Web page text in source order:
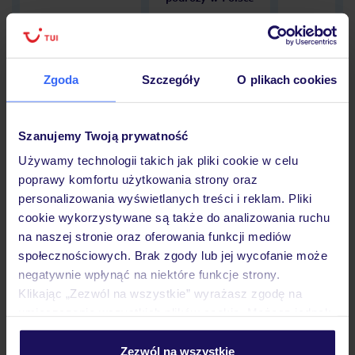
Zgoda Szczegóły O plikach cookies
Szanujemy Twoją prywatność
Używamy technologii takich jak pliki cookie w celu
poprawy komfortu użytkowania strony oraz
personalizowania wyświetlanych treści i reklam. Pliki
cookie wykorzystywane są także do analizowania ruchu
na naszej stronie oraz oferowania funkcji mediów
społecznościowych. Brak zgody lub jej wycofanie może
negatywnie wpłynąć na niektóre funkcje strony.
Klikając „Zezwól na wszystkie” wyrażasz zgodę na
personalizować swój wybór wchodząc w zakładkę
Zezwól na wszystkie
Hotel
Opinie
Pokoje
Wyżywienie
Atrakcje